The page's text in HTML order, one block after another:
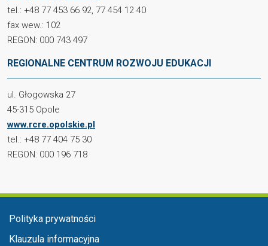
tel.: +48 77 453 66 92, 77 454 12 40
fax wew.: 102
REGON: 000 743 497
REGIONALNE CENTRUM ROZWOJU EDUKACJI
ul. Głogowska 27
45-315 Opole
www.rcre.opolskie.pl
tel.: +48 77 404 75 30
REGON: 000 196 718
Menu stopka
Polityka prywatności
Klauzula informacyjna